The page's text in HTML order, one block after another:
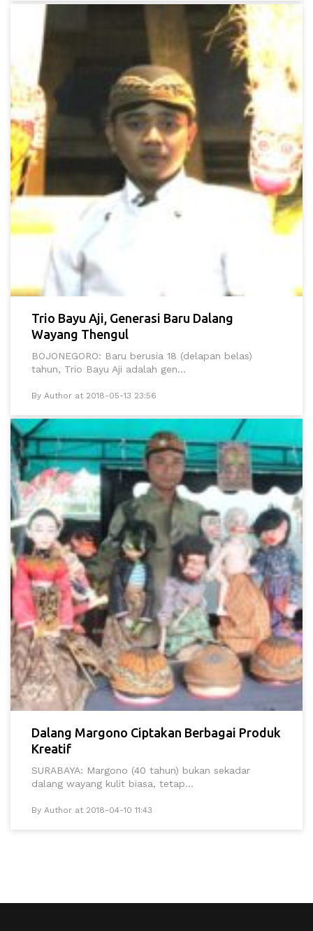
Trio Bayu Aji, Generasi Baru Dalang
Wayang Thengul
BOJONEGORO: Baru berusia 18 (delapan belas)
tahun, Trio Bayu Aji adalah gen...
By Author at 2018-05-13 23:56
Dalang Margono Ciptakan Berbagai Produk
Kreatif
SURABAYA: Margono (40 tahun) bukan sekadar
dalang wayang kulit biasa, tetap...
By Author at 2018-04-10 11:43